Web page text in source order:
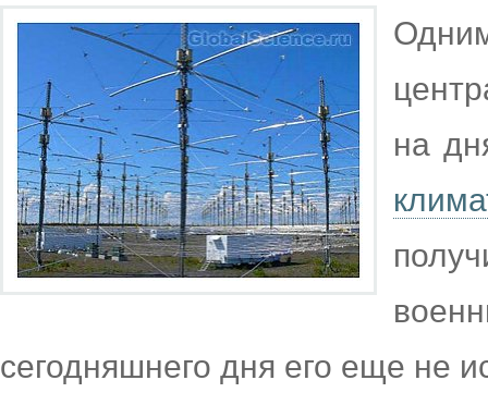
на
сегодняшнего дня его еще не